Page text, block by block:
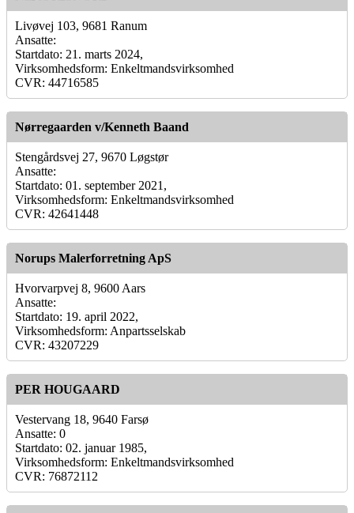
Livøvej 103, 9681 Ranum
Ansatte:
Startdato: 21. marts 2024,
Virksomhedsform: Enkeltmandsvirksomhed
CVR: 44716585
Nørregaarden v/Kenneth Baand
Stengårdsvej 27, 9670 Løgstør
Ansatte:
Startdato: 01. september 2021,
Virksomhedsform: Enkeltmandsvirksomhed
CVR: 42641448
Norups Malerforretning ApS
Hvorvarpvej 8, 9600 Aars
Ansatte:
Startdato: 19. april 2022,
Virksomhedsform: Anpartsselskab
CVR: 43207229
PER HOUGAARD
Vestervang 18, 9640 Farsø
Ansatte: 0
Startdato: 02. januar 1985,
Virksomhedsform: Enkeltmandsvirksomhed
CVR: 76872112